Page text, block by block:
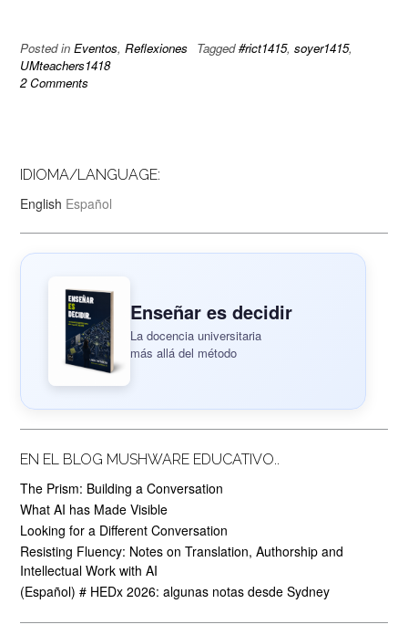
Posted in Eventos, Reflexiones Tagged#rict1415, soyer1415,
UMteachers1418
2 Comments
IDIOMA/LANGUAGE:
English Español
Enseñar es decidir
La docencia universitaria
más allá del método
EN EL BLOG MUSHWARE EDUCATIVO..
The Prism: Building a Conversation
What AI has Made Visible
Looking for a Different Conversation
Resisting Fluency: Notes on Translation, Authorship and
Intellectual Work with AI
(Español) # HEDx 2026: algunas notas desde Sydney